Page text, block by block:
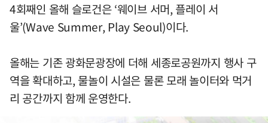
4회째인 올해 슬로건은 ‘웨이브 서머, 플레이 서
울’(Wave Summer, Play Seoul)이다.
올해는 기존 광화문광장에 더해 세종로공원까지 행사 구
역을 확대하고, 물놀이 시설은 물론 모래 놀이터와 먹거
리 공간까지 함께 운영한다.